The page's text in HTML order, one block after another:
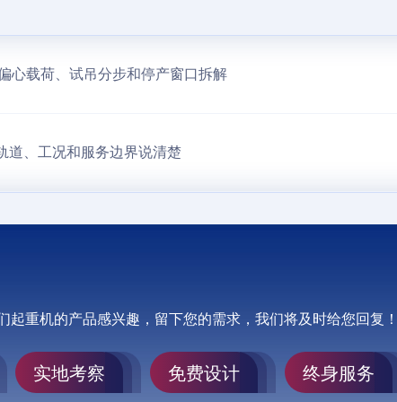
心载荷、试吊分步和停产窗口拆解
道、工况和服务边界说清楚
起重机的产品感兴趣，留下您的需求，我们将及时给您回复
实地考察 免费设计 终身服务